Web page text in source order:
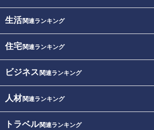
生活関連ランキング
住宅関連ランキング
ビジネス 関連ランキング
人材関連ランキング
トラベル関連ランキング